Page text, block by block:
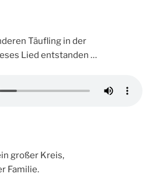
Täufling in der
Lied entstanden …
großer Kreis,
Familie.